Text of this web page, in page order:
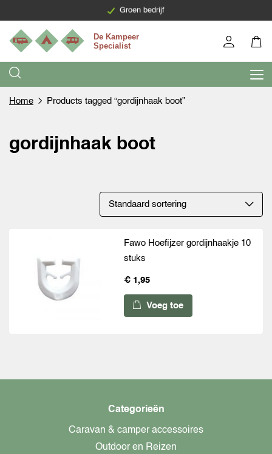
Groen bedrijf
Levering binnen 7 werkdagen
Home Products tagged “gordijnhaak boot”
gordijnhaak boot
Fawo Hoefijzer gordijnhaakje 10
stuks
€ 1,95
Voeg toe
Categorieën
Caravan & camper accessoires
Outdoor en Reizen